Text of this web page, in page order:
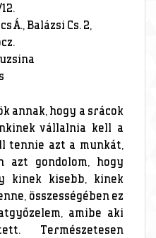
Á., Balázsi Cs. 2,
annak, hogy a srácok
vállalnia kell a
tennie azt a munkát,
azt gondolom, hogy
kinek kisebb, kinek
összességében ez
amibe aki
Természetesen